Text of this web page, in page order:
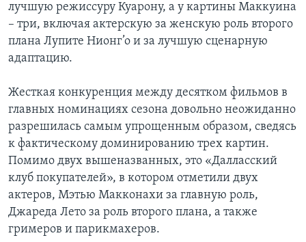
лучшую режиссуру Куарону, а у картины Маккуина
– три, включая актерскую за женскую роль второго
плана Лупите Нионг’о и за лучшую сценарную
адаптацию.
Жесткая конкуренция между десятком фильмов в
главных номинациях сезона довольно неожиданно
разрешилась самым упрощенным образом, сведясь
к фактическому доминированию трех картин.
Помимо двух вышеназванных, это «Далласский
клуб покупателей», в котором отметили двух
актеров, Мэтью Макконахи за главную роль,
Джареда Лето за роль второго плана, а также
гримеров и парикмахеров.